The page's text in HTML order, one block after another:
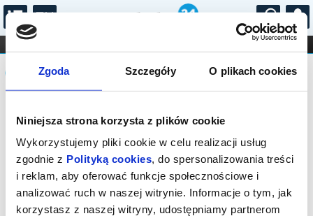
Zgoda Szczegóły O plikach cookies
Niniejsza strona korzysta z plików cookie
Wykorzystujemy pliki cookie w celu realizacji usług
zgodnie z Polityką cookies, do spersonalizowania treści
i reklam, aby oferować funkcje społecznościowe i
analizować ruch w naszej witrynie. Informacje o tym, jak
korzystasz z naszej witryny, udostępniamy partnerom
...
FILHARMONIA OPERA I BALET
STAND-UP
DLA DZIECI
Komunikat
Sprzedaż on-line na wydarzenie została
zakończona.